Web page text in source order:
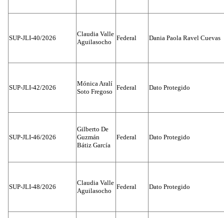
SUP-JLI-40/2026
Claudia Valle
Aguilasocho
Federal Dania Paola Ravel Cuevas
SUP-JLI-42/2026
Mónica Aralí
Soto Fregoso
Federal Dato Protegido
SUP-JLI-46/2026
Gilberto De
Guzmán
Bátiz García
Federal Dato Protegido
SUP-JLI-48/2026
Claudia Valle
Aguilasocho
Federal Dato Protegido